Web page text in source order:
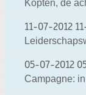
Kopten, de
11-07-2012
05-07-2012
Campagne: